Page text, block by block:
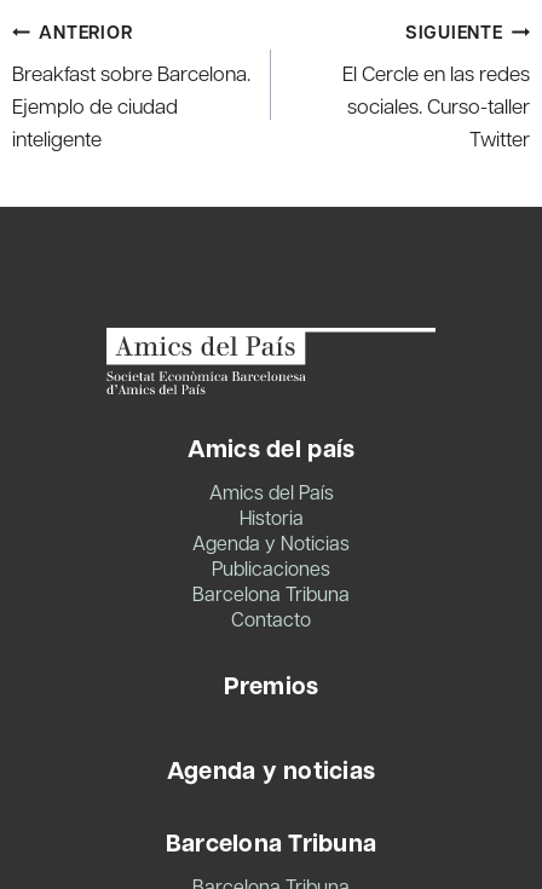
Navegación
de
entradas
ANTERIOR
Breakfast sobre Barcelona.
Ejemplo de ciudad
inteligente
SIGUIENTE
El Cercle en las redes
sociales. Curso-taller
Twitter
Amics del país
Amics del País
Historia
Agenda y Noticias
Publicaciones
Barcelona Tribuna
Contacto
Premios
Agenda y noticias
Barcelona Tribuna